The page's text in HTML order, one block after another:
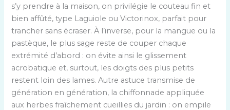
s’y prendre à la maison, on privilégie le couteau fin et
bien affûté, type Laguiole ou Victorinox, parfait pour
trancher sans écraser. À l’inverse, pour la mangue ou la
pastèque, le plus sage reste de couper chaque
extrémité d’abord : on évite ainsi le glissement
acrobatique et, surtout, les doigts des plus petits
restent loin des lames. Autre astuce transmise de
génération en génération, la chiffonnade appliquée
aux herbes fraîchement cueillies du jardin : on empile